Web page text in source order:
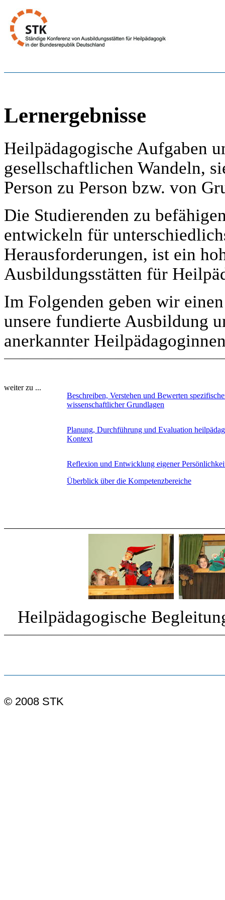
Lernergebnisse
Heilpädagogische Aufgaben
gesellschaftlichen Wandeln,
Person zu Person bzw. von
Die Studierenden zu
entwickeln für
Herausforderungen, ist ein
Ausbildungsstätten für
Im Folgenden geben wir
unsere fundierte Ausbildung
anerkannter
weiter zu ...
Beschreiben, Verstehen und Bewerten
wissenschaftlicher Grundlagen
Planung, Durchführung und Evaluation
Kontext
Reflexion und Entwicklung eigener
Überblick über die Kompetenzbereiche
Heilpädagogische
© 2008 STK